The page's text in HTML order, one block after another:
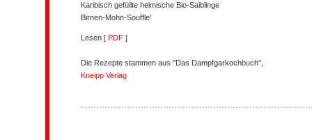
Karibisch gefüllte heimische Bio-Saiblinge
Birnen-Mohn-Souffle'
Lesen [ PDF ]
Die Rezepte stammen aus "Das Dampfgarkochbuch",
Kneipp Verlag